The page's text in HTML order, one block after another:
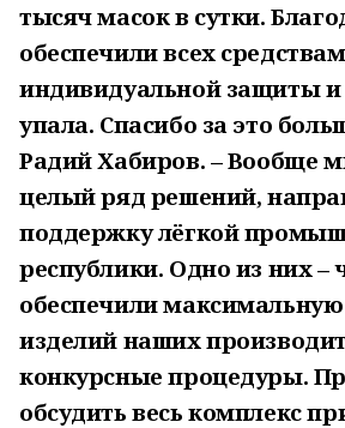
тысяч масок в сутки.
обеспечили всех
индивидуальной защиты и
упала. Спасибо за это
Радий Хабиров. – Вообще
целый ряд решений,
поддержку лёгкой
республики. Одно из них
обеспечили максимальную
изделий наших
конкурсные процедуры.
обсудить весь комплекс